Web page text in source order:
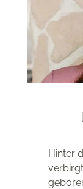
Hinter